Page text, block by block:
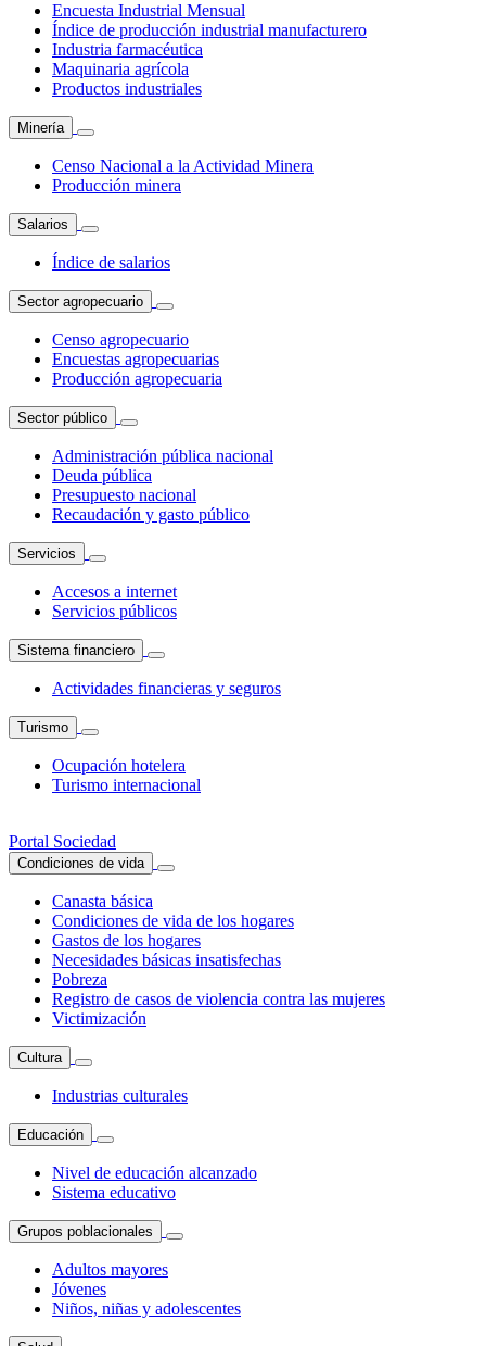
Encuesta Industrial Mensual
Índice de producción industrial manufacturero
Industria farmacéutica
Maquinaria agrícola
Productos industriales
Minería
Censo Nacional a la Actividad Minera
Producción minera
Salarios
Índice de salarios
Sector agropecuario
Censo agropecuario
Encuestas agropecuarias
Producción agropecuaria
Sector público
Administración pública nacional
Deuda pública
Presupuesto nacional
Recaudación y gasto público
Servicios
Accesos a internet
Servicios públicos
Sistema financiero
Actividades financieras y seguros
Turismo
Ocupación hotelera
Turismo internacional
Portal Sociedad
Condiciones de vida
Canasta básica
Condiciones de vida de los hogares
Gastos de los hogares
Necesidades básicas insatisfechas
Pobreza
Registro de casos de violencia contra las mujeres
Victimización
Cultura
Industrias culturales
Educación
Nivel de educación alcanzado
Sistema educativo
Grupos poblacionales
Adultos mayores
Jóvenes
Niños, niñas y adolescentes